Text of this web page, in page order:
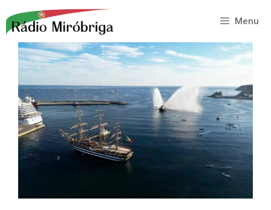
para
conteúdo
Menu